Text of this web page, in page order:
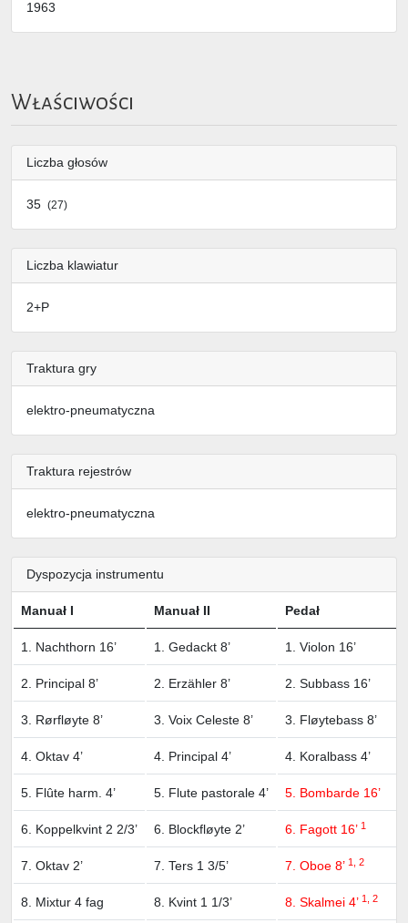
1963
Właściwości
Liczba głosów
35 (27)
Liczba klawiatur
2+P
Traktura gry
elektro-pneumatyczna
Traktura rejestrów
elektro-pneumatyczna
Dyspozycja instrumentu
Manuał I Manuał II Pedał
1. Nachthorn 16’ 1. Gedackt 8’ 1. Violon 16’
2. Principal 8’ 2. Erzähler 8’ 2. Subbass 16’
3. Rørfløyte 8’ 3. Voix Celeste 8’ 3. Fløytebass 8’
4. Oktav 4’ 4. Principal 4’ 4. Koralbass 4’
5. Flûte harm. 4’ 5. Flute pastorale 4’ 5. Bombarde 16’
6. Koppelkvint 2 2/3’ 6. Blockfløyte 2’ 6. Fagott 16’ 1
7. Oktav 2’ 7. Ters 1 3/5’ 7. Oboe 8’ 1, 2
8. Mixtur 4 fag 8. Kvint 1 1/3’ 8. Skalmei 4’ 1, 2